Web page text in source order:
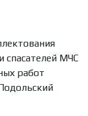
спасателей МЧС
работ